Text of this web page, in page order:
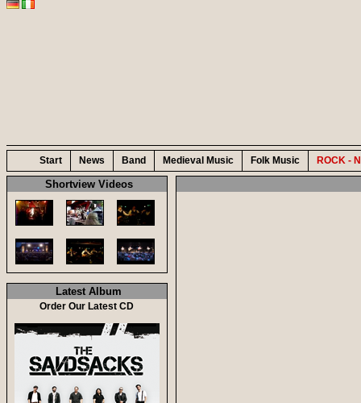
Start News Band Medieval Music Folk Music ROCK -
Shortview Videos
Latest Album
Order Our Latest CD